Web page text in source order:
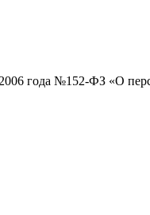
года №152-ФЗ «О